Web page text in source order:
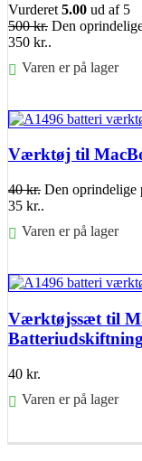
Vurderet 5.00 ud af 5
500kr. Den
350 kr..
Varen er på lager
Værktøj til
40kr. Den oprindelige
35 kr..
Varen er på lager
Værktøjssæt til
Batteriudskiftning
40 kr.
Varen er på lager